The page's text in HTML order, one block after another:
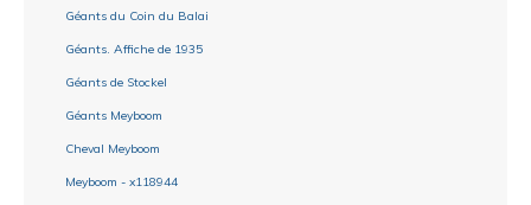
Géants du Coin du Balai
Géants. Affiche de 1935
Géants de Stockel
Géants Meyboom
Cheval Meyboom
Meyboom - x118944